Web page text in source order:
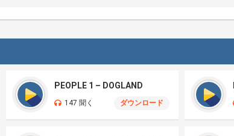
PEOPLE 1 – DOGLAND
147 聞く ダウンロード